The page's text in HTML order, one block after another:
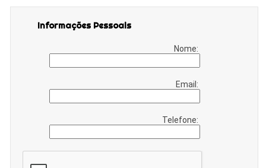
Informações Pessoais
Nome:
Email:
Telefone: